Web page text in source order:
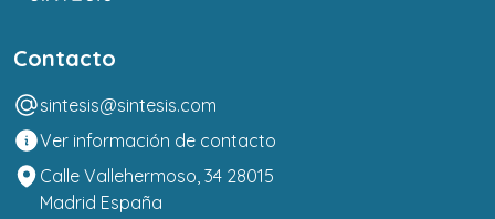
Contacto
sintesis@sintesis.com
Ver información de contacto
Calle Vallehermoso, 34 28015
Madrid España